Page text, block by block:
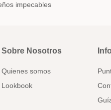
impecables
Sobre Nosotros
Quienes somos
Lookbook